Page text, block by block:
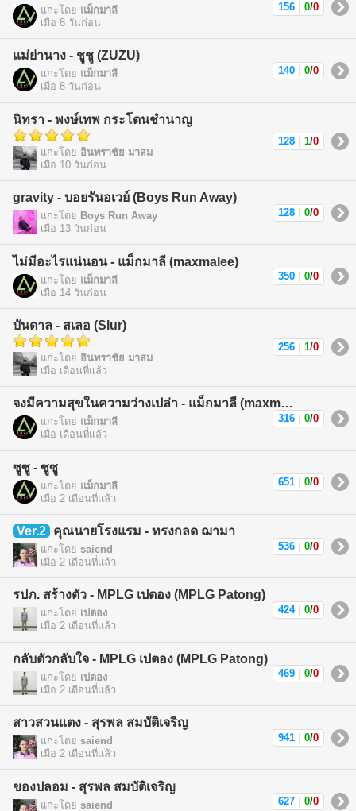
แกะโดย แม็กมาลี
เมื่อ 8 วันก่อน
156 0/0
แม่ย่านาง - ชูชู (ZUZU)
แกะโดย แม็กมาลี
เมื่อ 8 วันก่อน
140 0/0
นิทรา - พงษ์เทพ กระโดนชำนาญ
แกะโดย อินทราชัย มาสม
เมื่อ 10 วันก่อน
128 1/0
gravity - บอยรันอเวย์ (Boys Run Away)
แกะโดย Boys Run Away
เมื่อ 13 วันก่อน
128 0/0
ไม่มีอะไรแน่นอน - แม็กมาลี (maxmalee)
แกะโดย แม็กมาลี
เมื่อ 14 วันก่อน
350 0/0
บันดาล - สเลอ (Slur)
แกะโดย อินทราชัย มาสม
เมื่อ เดือนที่แล้ว
256 1/0
จงมีความสุขในความว่างเปล่า - แม็กมาลี (maxmalee)
แกะโดย แม็กมาลี
เมื่อ เดือนที่แล้ว
316 0/0
ซูซู - ซูซู
แกะโดย แม็กมาลี
เมื่อ 2 เดือนที่แล้ว
651 0/0
Ver.2 คุณนายโรงแรม - ทรงกลด ฌามา
แกะโดย saiend
เมื่อ 2 เดือนที่แล้ว
536 0/0
รปภ. สร้างตัว - MPLG เปตอง (MPLG Patong)
แกะโดย เปตอง
เมื่อ 2 เดือนที่แล้ว
424 0/0
กลับตัวกลับใจ - MPLG เปตอง (MPLG Patong)
แกะโดย เปตอง
เมื่อ 2 เดือนที่แล้ว
469 0/0
สาวสวนแตง - สุรพล สมบัติเจริญ
แกะโดย saiend
เมื่อ 2 เดือนที่แล้ว
941 0/0
ของปลอม - สุรพล สมบัติเจริญ
แกะโดย saiend
627 0/0